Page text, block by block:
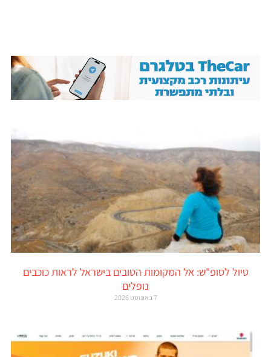
טיול לסופ"ש: אל המקומות הטובים בישראל לראות כוכבים
נופלים
7 באוגוסט 2026